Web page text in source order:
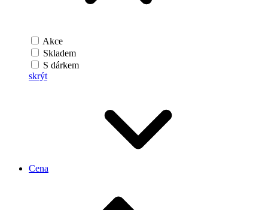
Akce
Skladem
S dárkem
skrýt
Cena